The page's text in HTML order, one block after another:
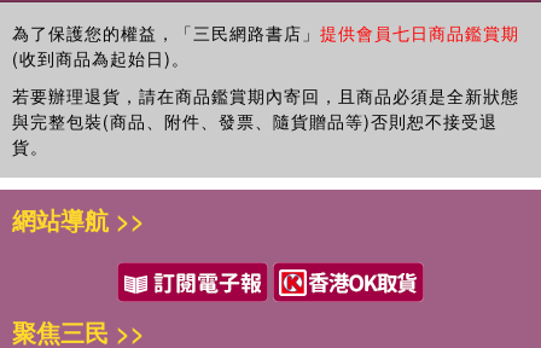
為了保護您的權益，「三民網路書店」 提供會員七日商品鑑賞期
(收到商品為起始日)。
若要辦理退貨，請在商品鑑賞期內寄回，且商品必須是全新狀態
與完整包裝(商品、附件、發票、隨貨贈品等)否則恕不接受退
貨。
網站導航 >>
聚焦三民 >>